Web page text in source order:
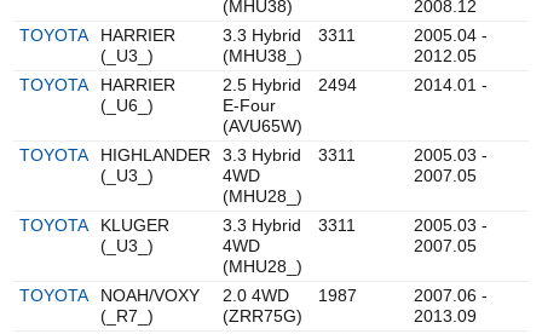
(MHU38)
2008.12
TOYOTA
HARRIER
(_U3_)
3.3 Hybrid
(MHU38_)
3311
2005.04 -
2012.05
TOYOTA
HARRIER
(_U6_)
2.5 Hybrid
E-Four
(AVU65W)
2494 2014.01 -
TOYOTA
HIGHLANDER
(_U3_)
3.3 Hybrid
4WD
(MHU28_)
3311
2005.03 -
2007.05
TOYOTA
KLUGER
(_U3_)
3.3 Hybrid
4WD
(MHU28_)
3311
2005.03 -
2007.05
TOYOTA
NOAH/VOXY
(_R7_)
2.0 4WD
(ZRR75G)
1987
2007.06 -
2013.09